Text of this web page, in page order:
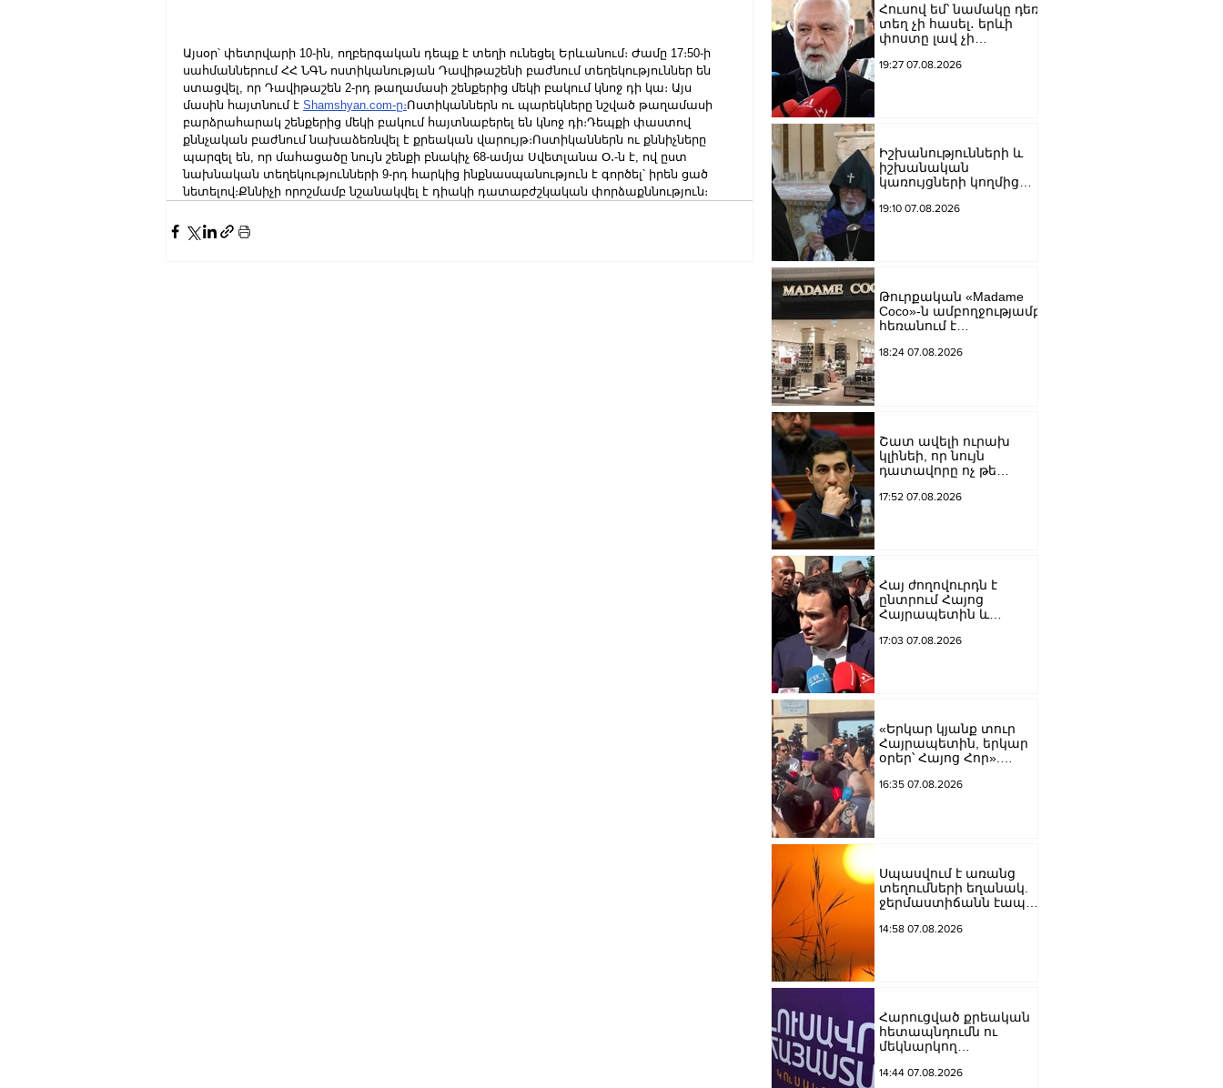
Այսօր՝ փետրվարի 10-ին, ողբերգական դեպք է տեղի ունեցել Երևանում։ Ժամը 17։50-ի
սահմաններում ՀՀ ՆԳՆ ոստիկանության Դավիթաշենի բաժնում տեղեկություններ են
ստացվել, որ Դավիթաշեն 2-րդ թաղամասի շենքերից մեկի բակում կնոջ դի կա։ Այս
մասին հայտնում է Shamshyan.com-ը։Ոստիկաններն ու պարեկները նշված թաղամասի
բարձրահարակ շենքերից մեկի բակում հայտնաբերել են կնոջ դի։Դեպքի փաստով
քննչական բաժնում նախաձեռնվել է քրեական վարույթ։Ոստիկաններն ու քննիչները
պարզել են, որ մահացածը նույն շենքի բնակիչ 68-ամյա Սվետլանա Օ․-ն է, ով ըստ
նախնական տեղեկությունների 9-րդ հարկից ինքնասպանություն է գործել՝ իրեն ցած
նետելով։Քննիչի որոշմամբ նշանակվել է դիակի դատաբժշկական փորձաքննություն։
Հուսով եմ՝ նամակը դեռ
տեղ չի հասել․ երևի
փոստը լավ չի
արքեպիսկոպոս
19:27 07.08.2026
Իշխանությունների և
իշխանական
կառույցների կողմից
եկեղեցու
կամքին
հպատակեցնելու
համար․ Վեհափառ
19:10 07.08.2026
Թուրքական «Madame
Coco»-ն ամբողջությամբ
հեռանում է
կփակվի 29 խանութ
18:24 07.08.2026
Շատ ավելի ուրախ
կլինեի, որ նույն
դատավորը ոչ թե
կարճեր քրեական
17:52 07.08.2026
Հայ ժողովուրդն է
ընտրում Հայոց
Հայրապետին և
ընթացակարգ չկա, չի էլ
17:03 07.08.2026
«Երկար կյանք տուր
Հայրապետին, երկար
օրեր՝ Հայոց Հոր».
դատարանի բակում
16:35 07.08.2026
Սպասվում է առանց
տեղումների եղանակ.
ջերմաստիճանն էապես
14:58 07.08.2026
Հարուցված քրեական
հետապնդումն ու
մեկնարկող
վերջին տարիներին
14:44 07.08.2026